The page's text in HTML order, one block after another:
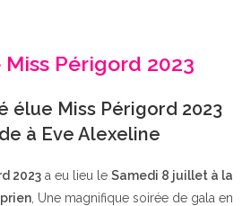
Périgord 2023
élue Miss Périgord 2023
à Eve Alexeline
2023a eu lieu le Samedi 8 juillet à la
, Une magnifique soirée de gala en